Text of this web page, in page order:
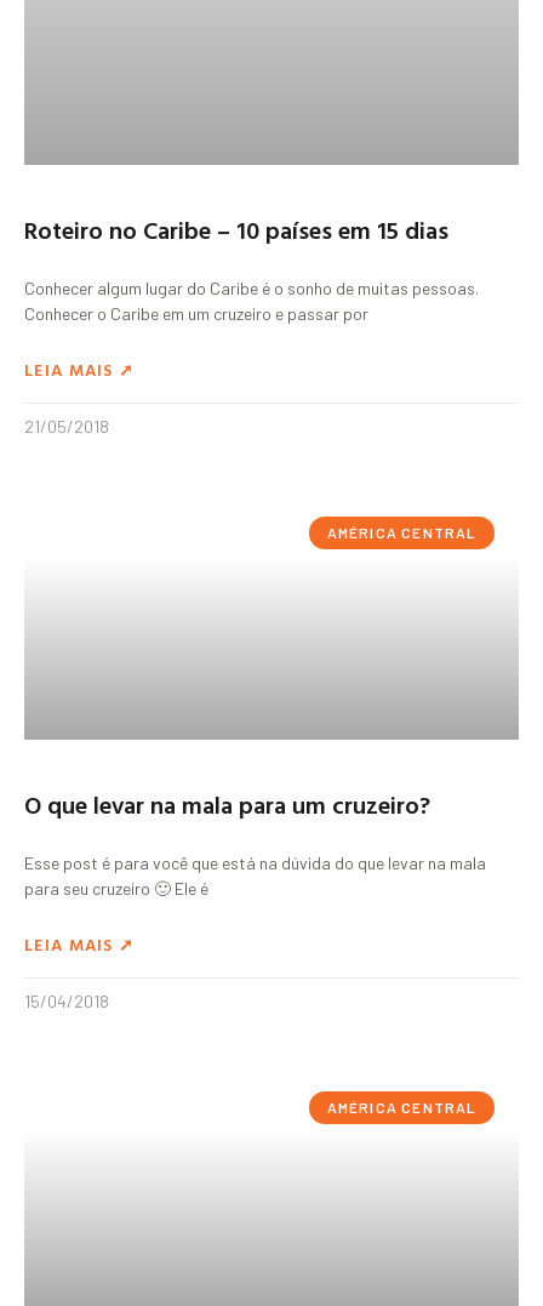
Roteiro no Caribe – 10 países em 15 dias
Conhecer algum lugar do Caribe é o sonho de muitas pessoas.
Conhecer o Caribe em um cruzeiro e passar por
LEIA MAIS ➚
21/05/2018
AMÉRICA CENTRAL
O que levar na mala para um cruzeiro?
Esse post é para você que está na dúvida do que levar na mala
para seu cruzeiro 🙂 Ele é
LEIA MAIS ➚
15/04/2018
AMÉRICA CENTRAL